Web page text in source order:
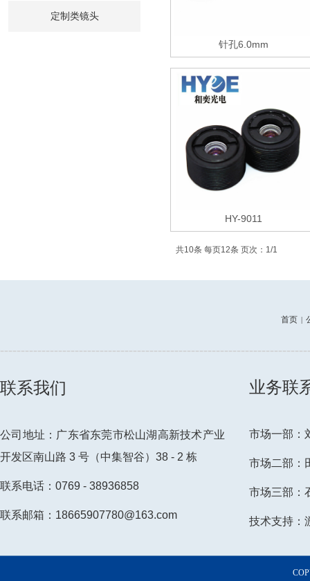
定制类镜头
针孔6.0mm
HY-9011
共10条 每页12条 页次：1/1
首页 |
业务联
市场一部：
市场二部：
市场三部：
技术支持：
联系我们
公司地址：广东省东莞市松山湖高新技术产业
开发区南山路 3 号（中集智谷）38 - 2 栋
联系电话：0769 - 38936858
联系邮箱：18665907780@163.com